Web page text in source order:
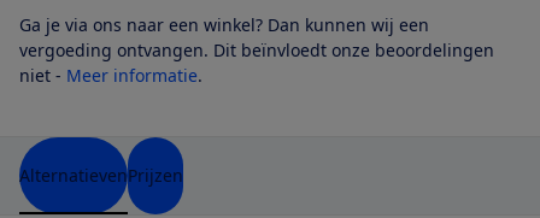
Ga je via ons naar een winkel? Dan kunnen wij een
vergoeding ontvangen. Dit beïnvloedt onze beoordelingen
niet - Meer informatie.
AlternatievenPrijzen